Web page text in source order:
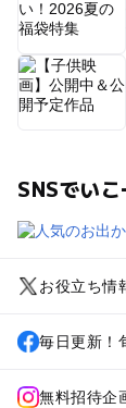
SNSでいこ
お役立ち情
毎日更新！
無料招待企